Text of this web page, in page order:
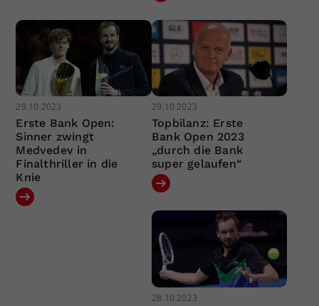
29.10.2023
Erste Bank Open:
Sinner zwingt
Medvedev in
Finalthriller in die
Knie
29.10.2023
Topbilanz: Erste
Bank Open 2023
„durch die Bank
super gelaufen“
28.10.2023